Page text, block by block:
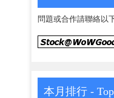
問題或合作請聯絡以
本月排行 -